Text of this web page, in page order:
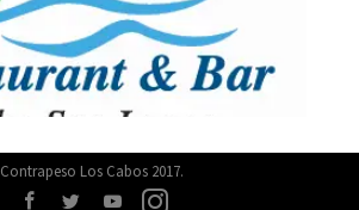
Contrapeso Los Cabos 2017.